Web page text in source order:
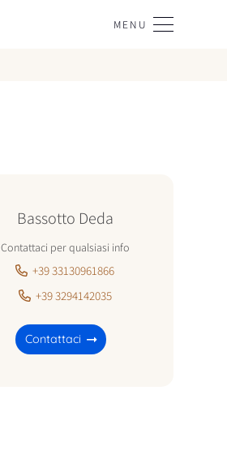
MENU
Bassotto Deda
Contattaci per qualsiasi info
+39 33130961866
+39 3294142035
Contattaci